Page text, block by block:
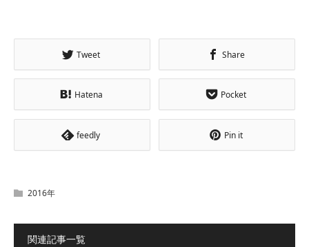
Tweet Share
Hatena Pocket
feedly Pin it
2016年
関連記事一覧